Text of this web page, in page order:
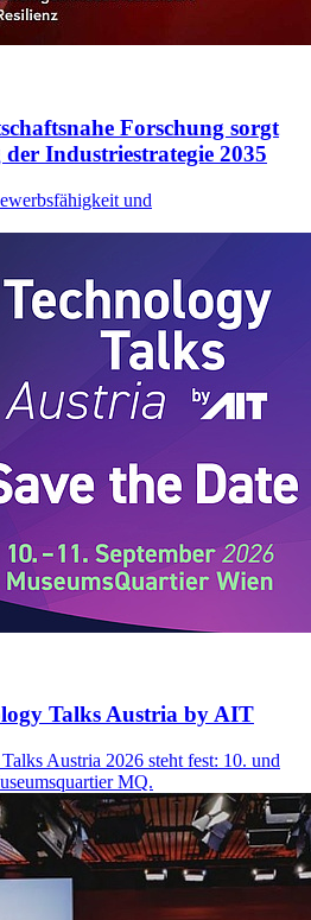
Forschung sorgt
Industriestrategie 2035
und
Talks Austria by AIT
Austria 2026 steht fest: 10. und
MQ.